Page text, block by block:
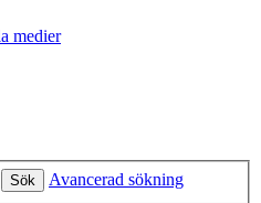
medier
Sök
Avancerad sökning